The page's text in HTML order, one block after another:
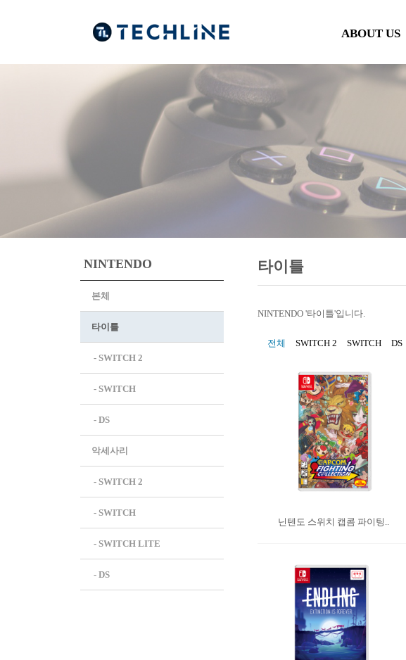
ABOUT US
행사일정
제휴 및 협력제안
NINTENDO
본체
타이틀
- SWITCH 2
- SWITCH
- DS
악세사리
- SWITCH 2
- SWITCH
- SWITCH LITE
- DS
타이틀
NINTENDO '타이틀'입니다.
전체 SWITCH 2 SWITCH DS
닌텐도 스위치 캡콤 파이팅..